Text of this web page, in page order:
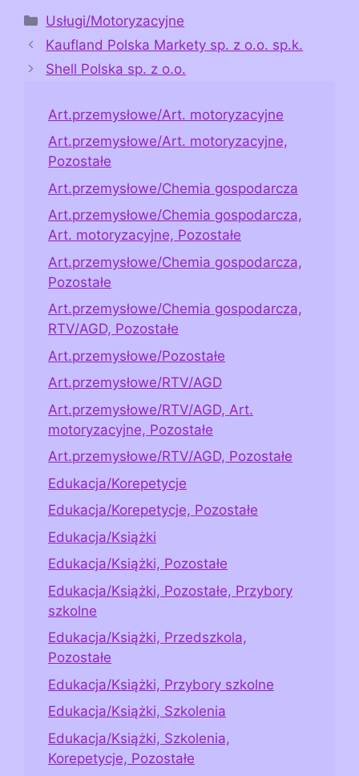
Kategorie
Usługi/Motoryzacyjne
Kaufland Polska Markety sp. z o.o. sp.k.
Shell Polska sp. z o.o.
Art.przemysłowe/Art. motoryzacyjne
Art.przemysłowe/Art. motoryzacyjne,
Pozostałe
Art.przemysłowe/Chemia gospodarcza
Art.przemysłowe/Chemia gospodarcza,
Art. motoryzacyjne, Pozostałe
Art.przemysłowe/Chemia gospodarcza,
Pozostałe
Art.przemysłowe/Chemia gospodarcza,
RTV/AGD, Pozostałe
Art.przemysłowe/Pozostałe
Art.przemysłowe/RTV/AGD
Art.przemysłowe/RTV/AGD, Art.
motoryzacyjne, Pozostałe
Art.przemysłowe/RTV/AGD, Pozostałe
Edukacja/Korepetycje
Edukacja/Korepetycje, Pozostałe
Edukacja/Książki
Edukacja/Książki, Pozostałe
Edukacja/Książki, Pozostałe, Przybory
szkolne
Edukacja/Książki, Przedszkola,
Pozostałe
Edukacja/Książki, Przybory szkolne
Edukacja/Książki, Szkolenia
Edukacja/Książki, Szkolenia,
Korepetycje, Pozostałe